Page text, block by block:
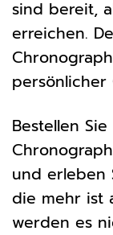
sind bereit,
erreichen.
persönlicher
Bestellen
und erleben
die mehr ist
werden es